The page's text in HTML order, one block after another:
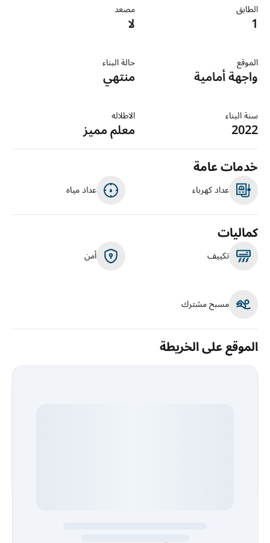
الطابق
1
مصعد
لا
الموقع
واجهة أمامية
حالة البناء
منتهي
سنة البناء
2022
الاطلاله
معلم مميز
خدمات عامة
عداد كهرباء عداد مياه
كماليات
تكييف أمن
مسبح مشترك
الموقع على الخريطة